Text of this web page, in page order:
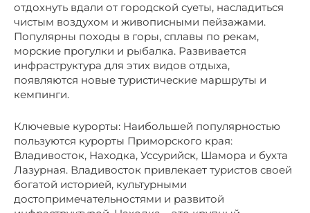
отдохнуть вдали от городской суеты, насладиться
чистым воздухом и живописными пейзажами.
Популярны походы в горы, сплавы по рекам,
морские прогулки и рыбалка. Развивается
инфраструктура для этих видов отдыха,
появляются новые туристические маршруты и
кемпинги.
Ключевые курорты: Наибольшей популярностью
пользуются курорты Приморского края:
Владивосток, Находка, Уссурийск, Шамора и бухта
Лазурная. Владивосток привлекает туристов своей
богатой историей, культурными
достопримечательностями и развитой